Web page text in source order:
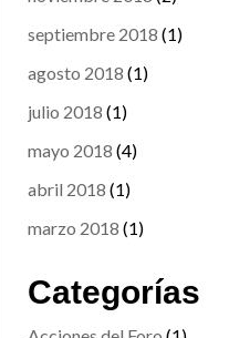
septiembre 2018 (1)
agosto 2018 (1)
julio 2018 (1)
mayo 2018 (4)
abril 2018 (1)
marzo 2018 (1)
Categorías